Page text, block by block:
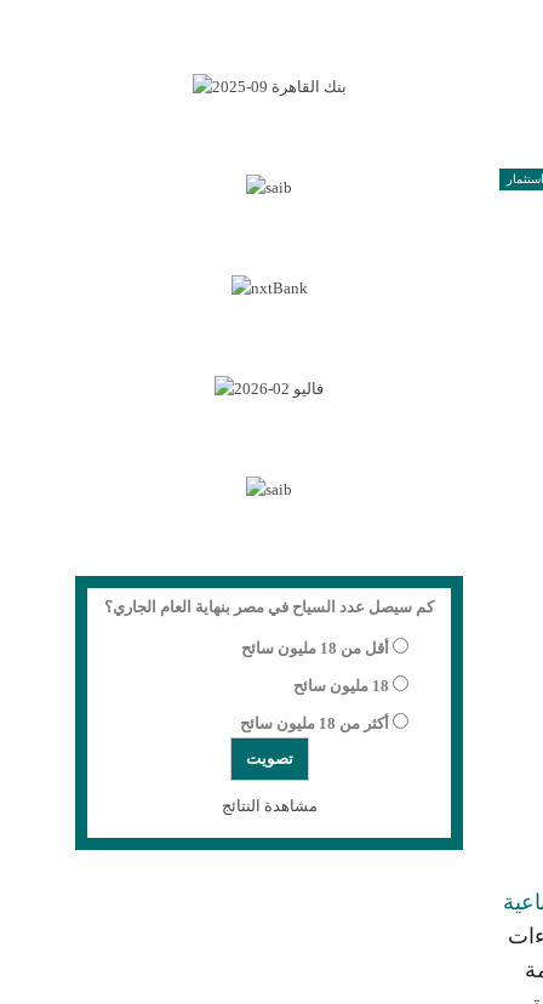
استثمار
كم سيصل عدد السياح في مصر بنهاية العام الجاري؟
أقل من 18 مليون سائح
18 مليون سائح
أكثر من 18 مليون سائح
مشاهدة النتائج